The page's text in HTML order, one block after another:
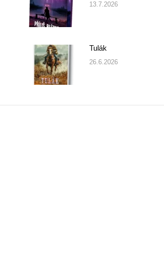
13.7.2026
Tulák
26.6.2026